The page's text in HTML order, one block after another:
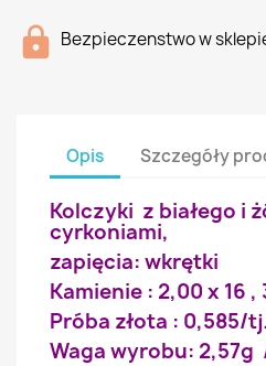
Bezpieczenstwo w
Opis Szczegóły
Kolczyki z białego i
cyrkoniami,
zapięcia: wkrętki
Kamienie : 2,00 x 16 ,
Próba złota : 0,585/
Waga wyrobu: 2,57g